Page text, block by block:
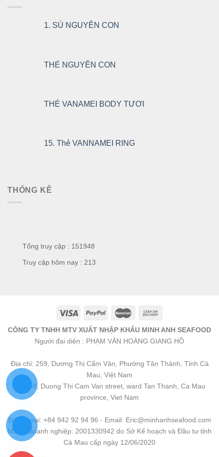
1. SÚ NGUYÊN CON
THẺ NGUYÊN CON
THẺ VANAMEI BODY TƯƠI
15. Thẻ VANNAMEI RING
THỐNG KÊ
Tổng truy cập : 151948
Truy cập hôm nay : 213
CÔNG TY TNHH MTV XUẤT NHẬP KHẨU MINH ANH SEAFOOD
Người đại diện : PHẠM VĂN HOÀNG GIANG HỒ
Địa chỉ: 259, Dương Thị Cẩm Vân, Phường Tân Thành, Tỉnh Cà
Mau, Việt Nam
No 259, Duong Thi Cam Van street, ward Tan Thanh, Ca Mau
province, Viet Nam
Điện thoại: +84 942 92 94 96 - Email: Eric@minhanhseafood.com
Mã số doanh nghiệp: 2001330942 do Sở Kế hoạch và Đầu tư tỉnh
Cà Mau cấp ngày 12/06/2020